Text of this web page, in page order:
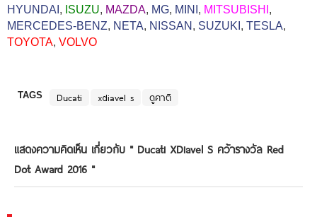
HYUNDAI , ISUZU, MAZDA, MG, MINI , MITSUBISHI ,
MERCEDES-BENZ, NETA, NISSAN , SUZUKI , TESLA,
TOYOTA, VOLVO
TAGS Ducati xdiavel s ดูคาติ
แสดงความคิดเห็น เกี่ยวกับ " Ducati XDiavel S คว้ารางวัล Red
Dot Award 2016 "